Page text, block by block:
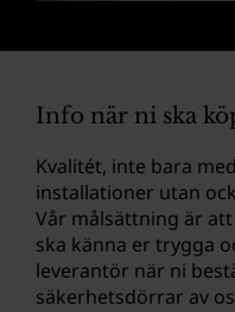
Info när ni ska
Kvalitét, inte bara
installationer utan
Vår målsättning är
ska känna er trygga
leverantör när ni
säkerhetsdörrar av